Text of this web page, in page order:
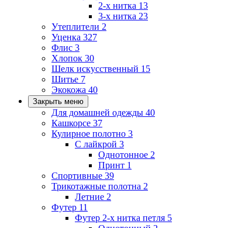
2-х нитка 13
3-х нитка 23
Утеплители 2
Уценка 327
Флис 3
Хлопок 30
Шелк искусственный 15
Шитье 7
Экокожа 40
Закрыть меню
Для домашней одежды 40
Кашкорсе 37
Кулирное полотно 3
С лайкрой 3
Однотонное 2
Принт 1
Спортивные 39
Трикотажные полотна 2
Летние 2
Футер 11
Футер 2-х нитка петля 5